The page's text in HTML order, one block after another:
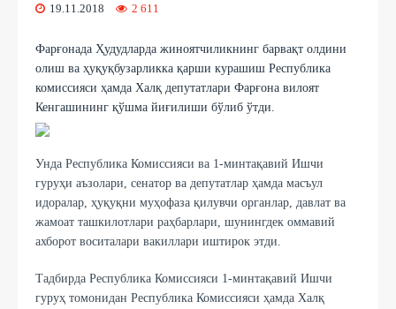
19.11.2018 2 611
Фарғонада Ҳудудларда жиноятчиликнинг барвақт олдини
олиш ва ҳуқуқбузарликка қарши курашиш Республика
комиссияси ҳамда Халқ депутатлари Фарғона вилоят
Кенгашининг қўшма йиғилиши бўлиб ўтди.
Унда Республика Комиссияси ва 1-минтақавий Ишчи
гуруҳи аъзолари, сенатор ва депутатлар ҳамда масъул
идоралар, ҳуқуқни муҳофаза қилувчи органлар, давлат ва
жамоат ташкилотлари раҳбарлари, шунингдек оммавий
ахборот воситалари вакиллари иштирок этди.
Тадбирда Республика Комиссияси 1-минтақавий Ишчи
гуруҳ томонидан Республика Комиссияси ҳамда Халқ